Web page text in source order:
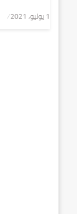
نُشر
في1 يوليو، 2021